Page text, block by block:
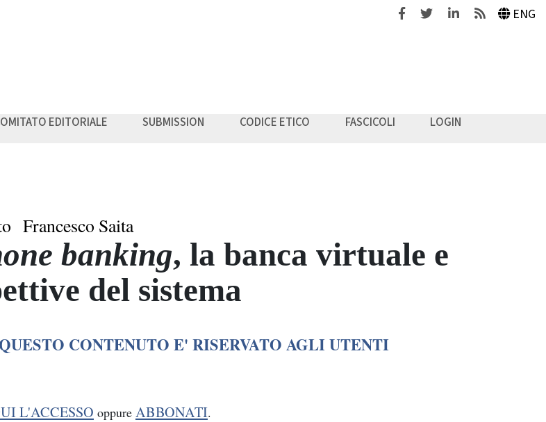
FacebookTwitterLinkedinFeeds ENG
EDITORIALE SUBMISSION CODICE ETICO FASCICOLI
LOGIN
Francesco Saita
banking, la banca virtuale e
del sistema
CONTENUTO E' RISERVATO AGLI UTENTI
L'ACCESSO oppure ABBONATI.